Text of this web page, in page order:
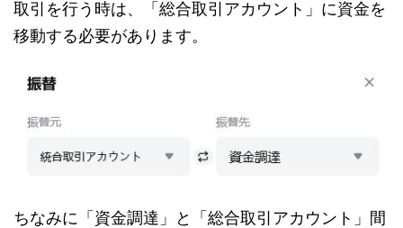
取引を行う時は、「総合取引アカウント」に資金を
移動する必要があります。
ちなみに「資金調達」と「総合取引アカウント」間